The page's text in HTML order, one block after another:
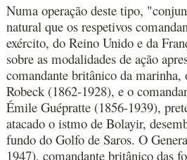
Numa operação deste tipo,
natural que os respetivos
exército, do Reino Unido e da
sobre as modalidades de ação
comandante britânico da
Robeck (1862-1928), e o
Émile Guépratte (1856-1939),
atacado o istmo de Bolayir,
fundo do Golfo de Saros. O
1947), comandante britânico das